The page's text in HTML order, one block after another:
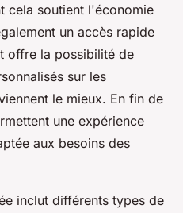
cela soutient l'économie
un accès rapide
offre la possibilité de
sur les
le mieux. En fin de
une expérience
aux besoins des
inclut différents types de